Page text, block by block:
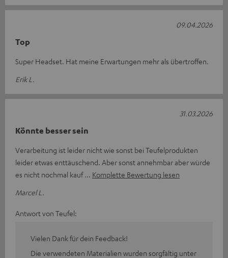
Top
Super Headset. Hat meine Erwartungen mehr als übertroffen.
Erik L.
09.04.2026
Könnte besser sein
Verarbeitung ist leider nicht wie sonst bei Teufelprodukten
leider etwas enttäuschend. Aber sonst annehmbar aber würde
es nicht nochmal kauf
Komplette Bewertung lesen
Marcel L.
31.03.2026
Antwort von Teufel:
Vielen Dank für dein Feedback!
Die verwendeten Materialien wurden sorgfältig unter